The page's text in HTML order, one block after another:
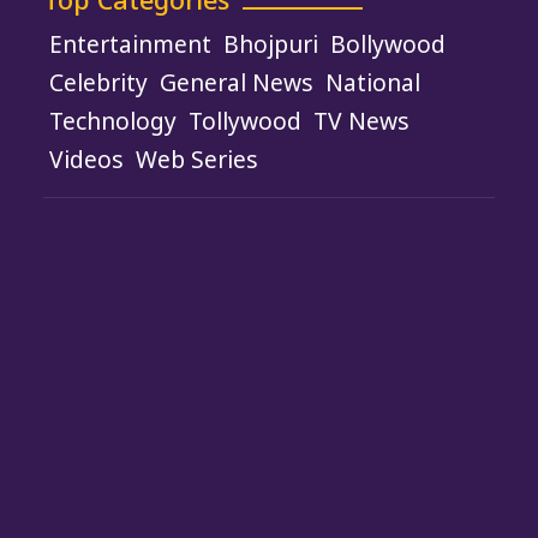
Entertainment Bhojpuri Bollywood
Celebrity General News National
Technology Tollywood TV News
Videos Web Series